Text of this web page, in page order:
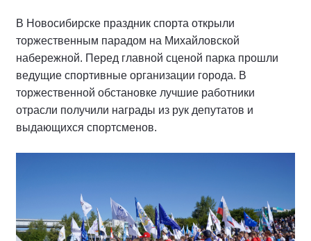
В Новосибирске праздник спорта открыли
торжественным парадом на Михайловской
набережной. Перед главной сценой парка прошли
ведущие спортивные организации города. В
торжественной обстановке лучшие работники
отрасли получили награды из рук депутатов и
выдающихся спортсменов.